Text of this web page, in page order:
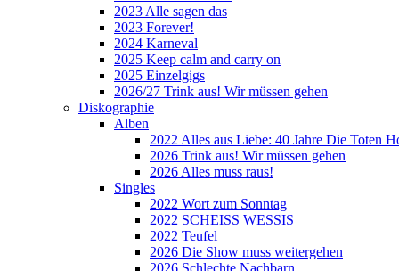
2023 Alle sagen das
2023 Forever!
2024 Karneval
2025 Keep calm and carry on
2025 Einzelgigs
2026/27 Trink aus! Wir müssen gehen
Diskographie
Alben
2022 Alles aus Liebe: 40 Jahre Die Toten
2026 Trink aus! Wir müssen gehen
2026 Alles muss raus!
Singles
2022 Wort zum Sonntag
2022 SCHEISS WESSIS
2022 Teufel
2026 Die Show muss weitergehen
2026 Schlechte Nachbarn